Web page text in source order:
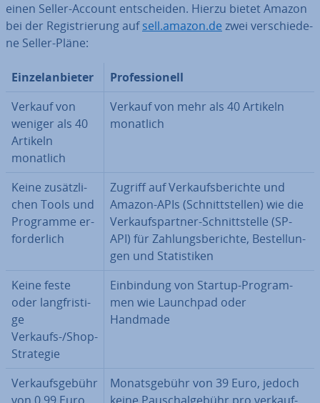
einen Seller-Account ent­schei­den. Hierzu bietet Amazon
bei der Re­gis­trie­rung aufsell.amazon.de zwei ver­schie­de­
ne Seller-Pläne:
Ein­zel­an­bie­ter
Pro­fes­sio­nell
Verkauf von
weniger als 40
Artikeln
monatlich
Verkauf von mehr als 40 Artikeln
monatlich
Keine zu­sätz­li­
chen Tools und
Programme er­
for­der­lich
Zugriff auf Ver­kaufs­be­rich­te und
Amazon-APIs (Schnitt­stel­len) wie die
Ver­kaufs­part­ner-Schnitt­stel­le (SP-
API) für Zah­lungs­be­rich­te, Be­stel­lun­
gen und Sta­tis­ti­ken
Keine feste
oder lang­fris­ti­
ge
Verkaufs-/Shop-
Strategie
Ein­bin­dung von Startup-Pro­gram­
men wie Launchpad oder
Handmade
Ver­kaufs­ge­bühr
Mo­nats­ge­bühr von 39 Euro, jedoch